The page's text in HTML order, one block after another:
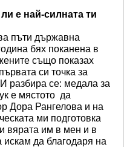
е най-силната ти
пъти държавна
бях поканена в
също показах
си точка за
разбира се: медала за
е мястото да
Дора Рангелова и на
ми подготовка
вярата им в мен и в
да благодаря на